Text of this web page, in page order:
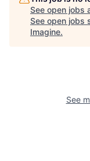
See open jobs
See open jobs
Imagine.
See